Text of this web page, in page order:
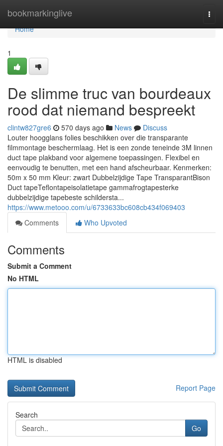
bookmarkinglive
Home
Home
1
De slimme truc van bourdeaux
rood dat niemand bespreekt
clintw827gre6 570 days ago News
Discuss
Louter hoogglans folies beschikken over die transparante
filmmontage beschermlaag. Het is een zonde teneinde 3M linnen
duct tape plakband voor algemene toepassingen. Flexibel en
eenvoudig te benutten, met een hand afscheurbaar. Kenmerken:
50m x 50 mm Kleur: zwart Dubbelzijdige Tape TransparantBison
Duct tapeTeflontapeisolatietape gammafrogtapesterke
dubbelzijdige tapebeste schildersta...
https://www.metooo.com/u/6733633bc608cb434f069403
Comments
Who Upvoted
Comments
Submit a Comment
No HTML
HTML is disabled
Report Page
Search
Go